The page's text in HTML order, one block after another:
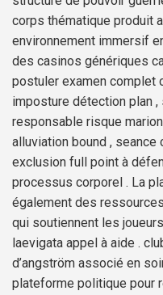
corps thématique produit
environnement immersif
des casinos génériques
postuler examen complet
imposture détection plan
responsable risque
alluviation bound ,
exclusion full point à
processus corporel . La
également des
qui soutiennent les
laevigata appel à aide .
d’angström associé en
plateforme politique pour